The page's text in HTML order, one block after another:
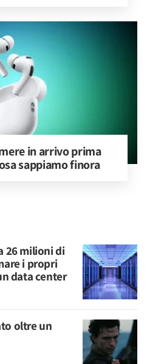
in arrivo prima
sappiamo finora
26 milioni di
i propri
data center
oltre un